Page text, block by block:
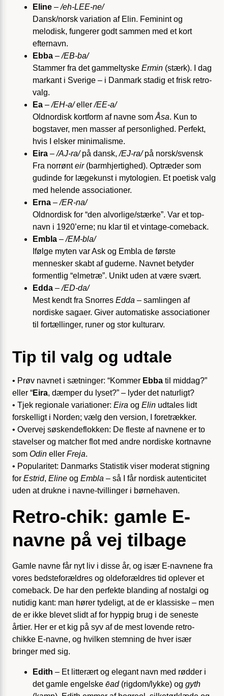
Eline –/eh-LEE-ne/
Dansk/norsk variation af Elin. Feminint og
melodisk, fungerer godt sammen med et kort
efternavn.
Ebba –/EB-ba/
Stammer fra det gammeltyske Ermin (stærk). I dag
markant i Sverige – i Danmark stadig et frisk retro-
valg.
Ea –/EH-a/eller/EE-a/
Oldnordisk kortform af navne som Åsa. Kun to
bogstaver, men masser af personlighed. Perfekt,
hvis I elsker minimalisme.
Eira –/AJ-ra/på dansk,/EJ-ra/på norsk/svensk
Fra norrønteir(barmhjertighed). Optræder som
gudinde for lægekunst i mytologien. Et poetisk valg
med helende associationer.
Erna –/ER-na/
Oldnordisk for “den alvorlige/stærke”. Var et top-
navn i 1920’erne; nu klar til et vintage-comeback.
Embla –/EM-bla/
Ifølge myten var Ask og Embla de første
mennesker skabt af guderne. Navnet betyder
formentlig “elmetræ”. Unikt uden at være svært.
Edda –/ED-da/
Mest kendt fra Snorres Edda – samlingen af
nordiske sagaer. Giver automatiske associationer
til fortællinger, runer og stor kulturarv.
Tip til valg og udtale
• Prøv navnet i sætninger: “Kommer Ebba til middag?”
eller “Eira, dæmper du lyset?” – lyder det naturligt?
• Tjek regionale variationer: Eira og Elin udtales lidt
forskelligt i Norden; vælg den version, I foretrækker.
• Overvej søskendeflokken: De fleste af navnene er to
stavelser og matcher flot med andre nordiske kortnavne
som Odin eller Freja.
• Popularitet: Danmarks Statistik viser moderat stigning
for Estrid, Eline og Embla – så I får nordisk autenticitet
uden at drukne i navne-tvillinger i børnehaven.
Retro-chik: gamle E-
navne på vej tilbage
Gamle navne får nyt liv i disse år, og især E-navnene fra
vores bedsteforældres og oldeforældres tid oplever et
comeback. De har den perfekte blanding af nostalgi og
nutidig kant: man hører tydeligt, at de er klassiske – men
de er ikke blevet slidt af for hyppig brug i de seneste
årtier. Her er et kig på syv af de mest lovende retro-
chikke E-navne, og hvilken stemning de hver især
bringer med sig.
Edith – Et litterært og elegant navn med rødder i
det gamle engelske ēad(rigdom/lykke) og gyth